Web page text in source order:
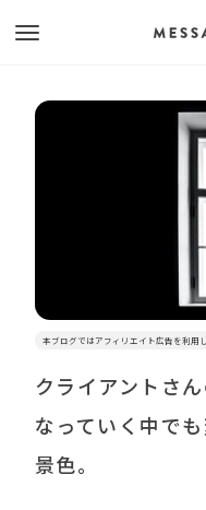
本ブログではアフィリエイト広告を利用
クライアントさ
なっていく中で
景色。